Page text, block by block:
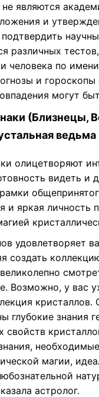
являются
и
различных тестов,
человека по
и гороскопы
могут
(Близнецы,
ведьма
олицетворяют
видеть и
и яркая личность
удовлетворяет
создать
Возможно, у вас
глубокие знания
свойств
магии,
астролог.